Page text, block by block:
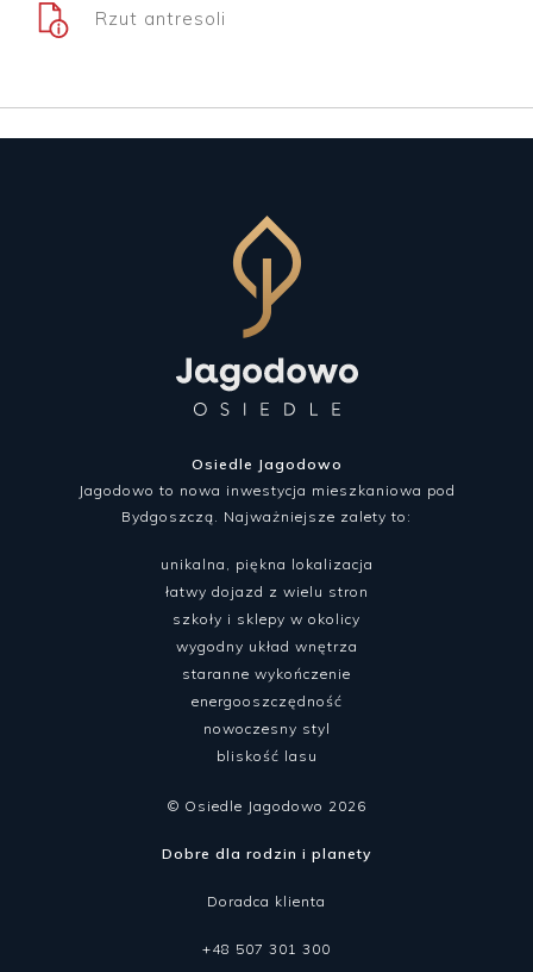
Rzut antresoli
Osiedle Jagodowo
Jagodowo to nowa inwestycja mieszkaniowa pod
Bydgoszczą. Najważniejsze zalety to:
unikalna, piękna lokalizacja
łatwy dojazd z wielu stron
szkoły i sklepy w okolicy
wygodny układ wnętrza
staranne wykończenie
energooszczędność
nowoczesny styl
bliskość lasu
© Osiedle Jagodowo 2026
Dobre dla rodzin i planety
Doradca klienta
+48 507 301 300